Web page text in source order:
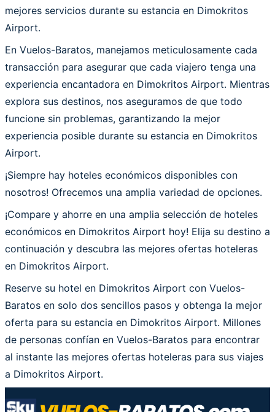
mejores servicios durante su estancia en Dimokritos
Airport.
En Vuelos-Baratos, manejamos meticulosamente cada
transacción para asegurar que cada viajero tenga una
experiencia encantadora en Dimokritos Airport. Mientras
explora sus destinos, nos aseguramos de que todo
funcione sin problemas, garantizando la mejor
experiencia posible durante su estancia en Dimokritos
Airport.
¡Siempre hay hoteles económicos disponibles con
nosotros! Ofrecemos una amplia variedad de opciones.
¡Compare y ahorre en una amplia selección de hoteles
económicos en Dimokritos Airport hoy! Elija su destino a
continuación y descubra las mejores ofertas hoteleras
en Dimokritos Airport.
Reserve su hotel en Dimokritos Airport con Vuelos-
Baratos en solo dos sencillos pasos y obtenga la mejor
oferta para su estancia en Dimokritos Airport. Millones
de personas confían en Vuelos-Baratos para encontrar
al instante las mejores ofertas hoteleras para sus viajes
a Dimokritos Airport.